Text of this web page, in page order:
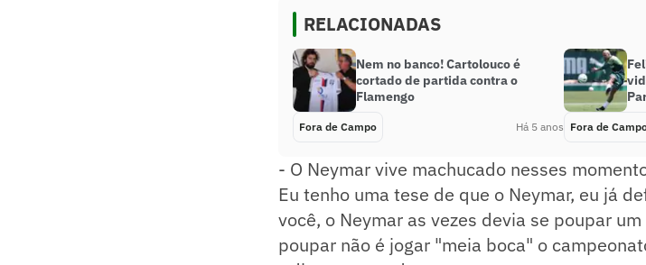
RELACIONADAS
Nem no banco! Cartolouco é
cortado de partida contra o
Flamengo
Fora de Campo Há 5 anos Fora de
- O Neymar vive machucado nesses
Eu tenho uma tese de que o Neymar, eu já
você, o Neymar as vezes devia se poupar
poupar não é jogar "meia boca" o